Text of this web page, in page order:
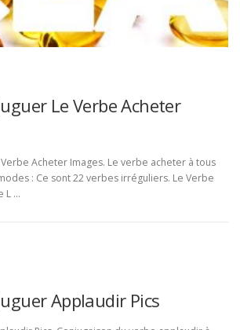
Le Verbe Acheter
Acheter Images. Le verbe acheter à tous
: Ce sont 22 verbes irréguliers. Le Verbe
L …
Applaudir Pics